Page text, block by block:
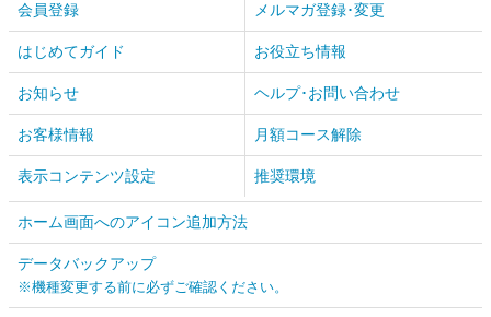
会員登録 メルマガ登録･変更
はじめてガイド お役立ち情報
お知らせ ヘルプ･お問い合わせ
お客様情報 月額コース解除
表示コンテンツ設定 推奨環境
ホーム画面へのアイコン追加方法
データバックアップ
※機種変更する前に必ずご確認ください。